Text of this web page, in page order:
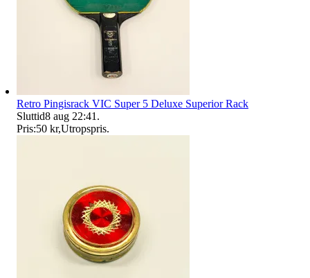
Retro Pingisrack VIC Super 5 Deluxe Superior Rack
Sluttid8 aug 22:41 .
Pris:50 kr,Utropspris.